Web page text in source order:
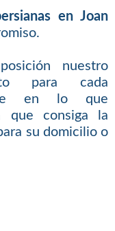
en Joan
nuestro
para cada
en lo que
que consiga la
su domicilio o